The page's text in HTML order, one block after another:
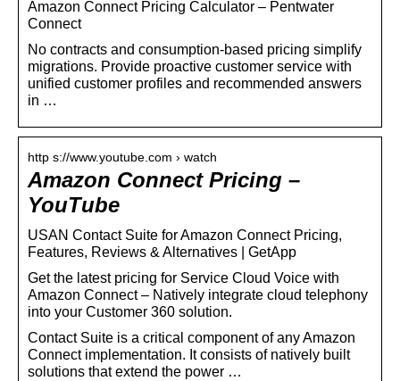
Amazon Connect Pricing Calculator – Pentwater
Connect
No contracts and consumption-based pricing simplify
migrations. Provide proactive customer service with
unified customer profiles and recommended answers
in …
http s://www.youtube.com › watch
Amazon Connect Pricing –
YouTube
USAN Contact Suite for Amazon Connect Pricing,
Features, Reviews & Alternatives | GetApp
Get the latest pricing for Service Cloud Voice with
Amazon Connect – Natively integrate cloud telephony
into your Customer 360 solution.
Contact Suite is a critical component of any Amazon
Connect implementation. It consists of natively built
solutions that extend the power …